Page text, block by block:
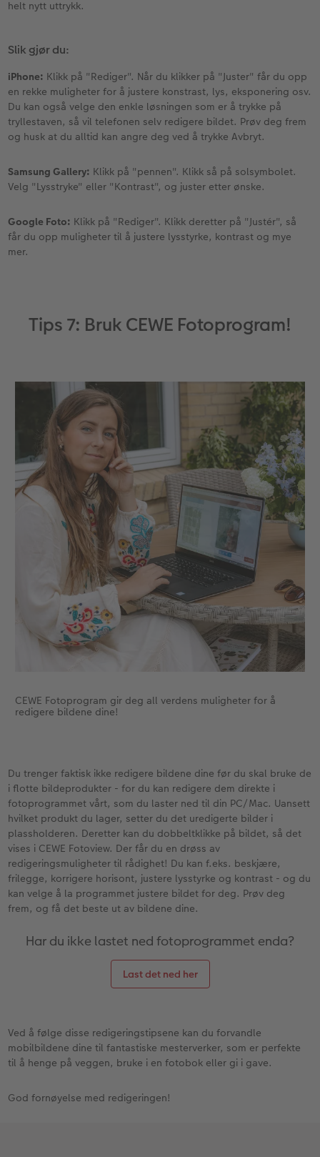
helt nytt uttrykk.
Slik gjør du:
iPhone: Klikk på "Rediger". Når du klikker på "Juster" får du opp
en rekke muligheter for å justere konstrast, lys, eksponering osv.
Du kan også velge den enkle løsningen som er å trykke på
tryllestaven, så vil telefonen selv redigere bildet. Prøv deg frem
og husk at du alltid kan angre deg ved å trykke Avbryt.
Samsung Gallery: Klikk på "pennen". Klikk så på solsymbolet.
Velg "Lysstryke" eller "Kontrast", og juster etter ønske.
Google Foto: Klikk på "Rediger". Klikk deretter på "Justér", så
får du opp muligheter til å justere lysstyrke, kontrast og mye
mer.
Tips 7: Bruk CEWE Fotoprogram!
CEWE Fotoprogram gir deg all verdens muligheter for å
redigere bildene dine!
Du trenger faktisk ikke redigere bildene dine før du skal bruke de
i flotte bildeprodukter - for du kan redigere dem direkte i
fotoprogrammet vårt, som du laster ned til din PC/Mac. Uansett
hvilket produkt du lager, setter du det uredigerte bilder i
plassholderen. Deretter kan du dobbeltklikke på bildet, så det
vises i CEWE Fotoview. Der får du en drøss av
redigeringsmuligheter til rådighet! Du kan f.eks. beskjære,
frilegge, korrigere horisont, justere lysstyrke og kontrast - og du
kan velge å la programmet justere bildet for deg. Prøv deg
frem, og få det beste ut av bildene dine.
Har du ikke lastet ned fotoprogrammet enda?
Last det ned her
Ved å følge disse redigeringstipsene kan du forvandle
mobilbildene dine til fantastiske mesterverker, som er perfekte
til å henge på veggen, bruke i en fotobok eller gi i gave.
God fornøyelse med redigeringen!